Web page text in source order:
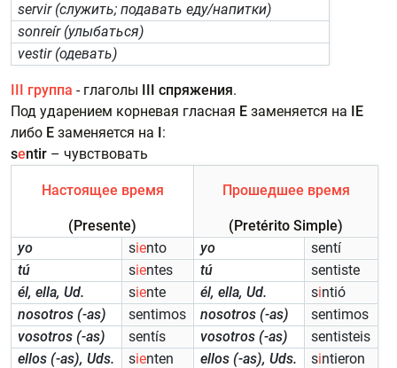
servir (служить; подавать еду/напитки)
sonreír (улыбаться)
vestir (одевать)
III группа - глаголы III спряжения.
Под ударением корневая гласная E заменяется на IE
либо E заменяется на I:
sentir – чувствовать
Настоящее время
(Presente)
Прошедшее время
(Pretérito Simple)
yo
siento yo
sentí
tú
sientes tú
sentiste
él, ella, Ud.
siente él, ella, Ud. sintió
nosotros (-as)
sentimos nosotros (-as)
sentimos
vosotros (-as)
sentís vosotros (-as)
sentisteis
ellos (-as), Uds.
sienten ellos (-as), Uds. sintieron